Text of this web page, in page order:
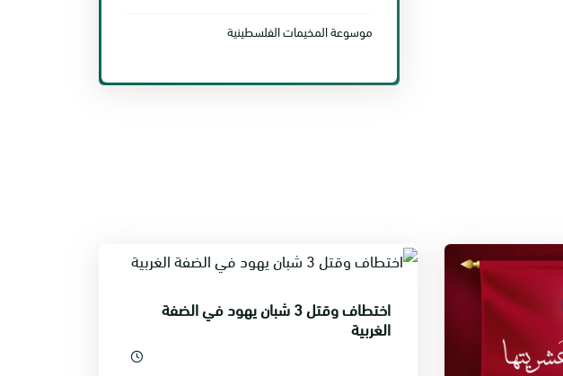
موسوعة المخيمات الفلسطينية
اختطاف وقتل 3 شبان يهود في الضفة
الغربية